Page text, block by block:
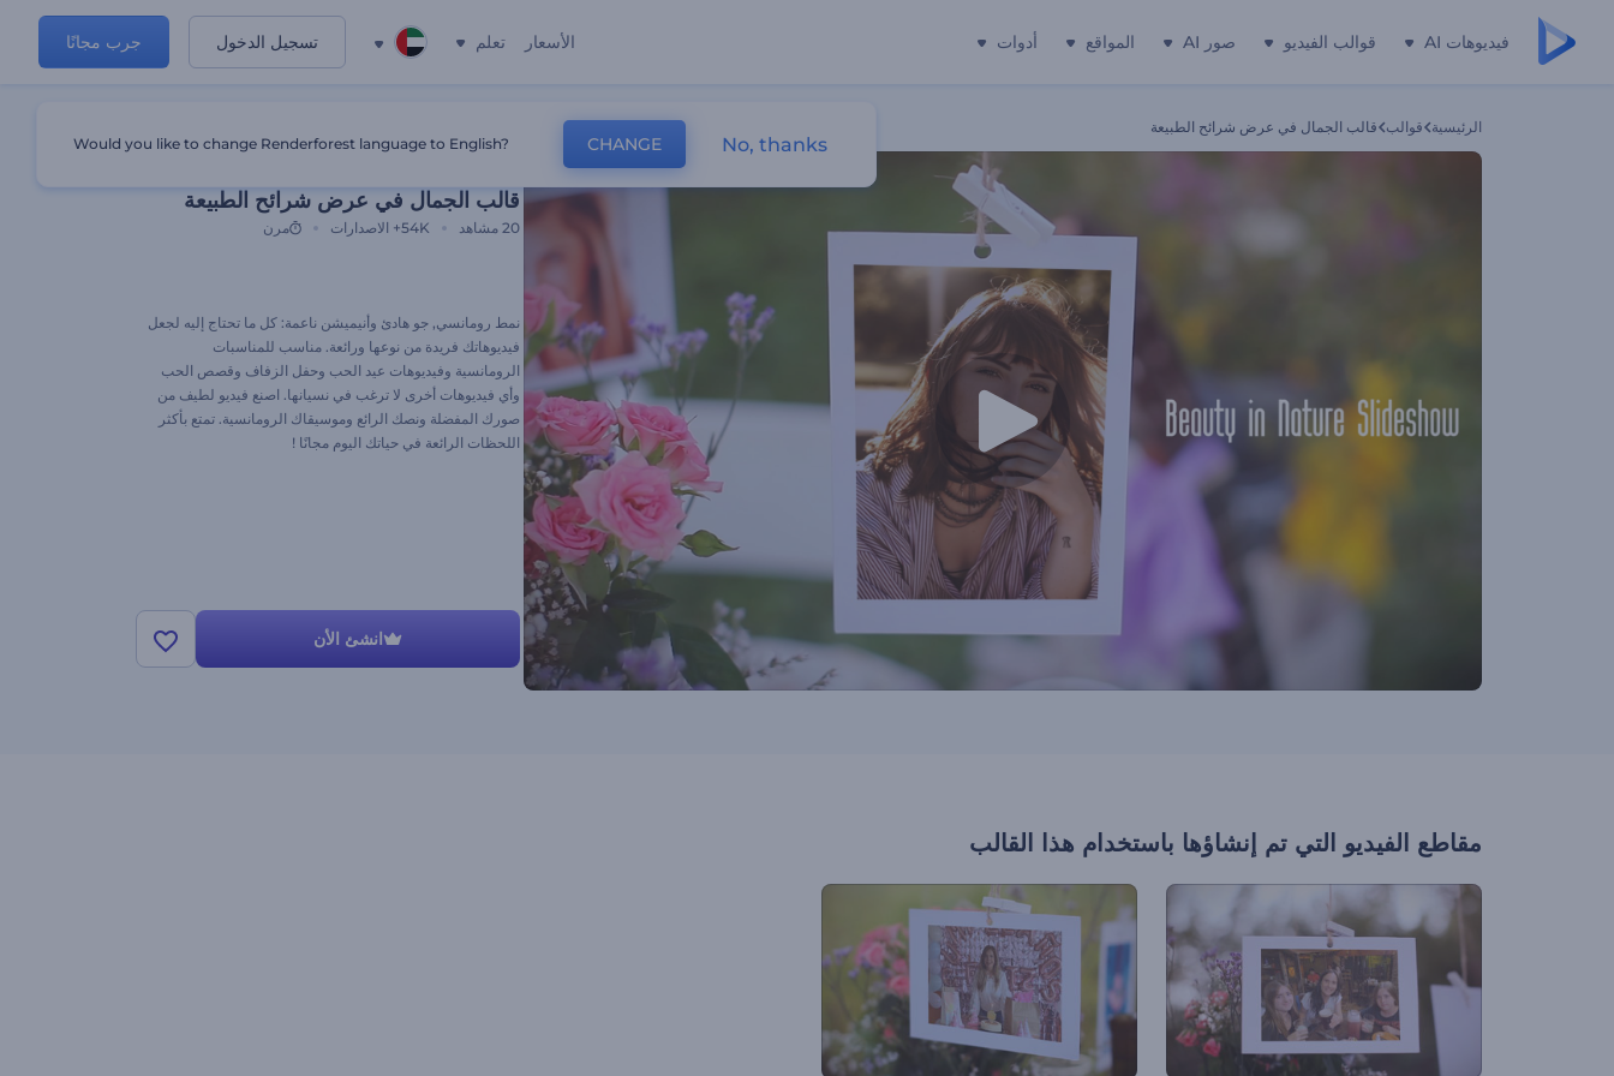
فيديوهات AI قوالب الفيديو صور AI المواقع أدوات الأسعار تعلم تسجيل الدخول جرب مجانًا
الرئيسية قوالب قالب الجمال في عرض شرائح الطبيعة
قالب الجمال في عرض شرائح الطبيعة
20 مشاهد 54K+ الاصدارات مرن
نمط رومانسي, جو هادئ وأنيميشن ناعمة: كل ما تحتاج إليه لجعل
فيديوهاتك فريدة من نوعها ورائعة. مناسب للمناسبات
الرومانسية وفيديوهات عيد الحب وحفل الزفاف وقصص الحب
وأي فيديوهات أخرى لا ترغب في نسيانها. اصنع فيديو لطيف من
صورك المفضلة ونصك الرائع وموسيقاك الرومانسية. تمتع بأكثر
اللحظات الرائعة في حياتك اليوم مجانًا !
انشئ الأن
مقاطع الفيديو التي تم إنشاؤها باستخدام هذا القالب
Would you like to change Renderforest language to English? CHANGE No, thanks